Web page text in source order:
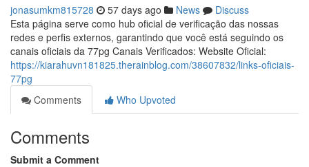
jonasumkm815728 57 days ago News
Discuss
Esta página serve como hub oficial de verificação das nossas
redes e perfis externos, garantindo que você está seguindo os
canais oficiais da 77pg Canais Verificados: Website Oficial:
https://kiarahuvn181825.therainblog.com/38607832/links-oficiais-
77pg
Comments
Who Upvoted
Comments
Submit a Comment